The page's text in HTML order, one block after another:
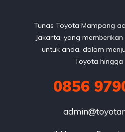
Tunas Toyota Mampang
Jakarta, yang
untuk anda, dalam
Toyota hingga
0856